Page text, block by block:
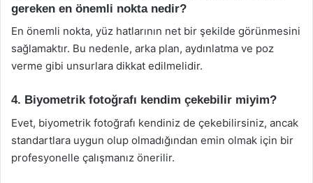
gereken en önemli nokta nedir?
En önemli nokta, yüz hatlarının net bir şekilde görünmesini
sağlamaktır. Bu nedenle, arka plan, aydınlatma ve poz
verme gibi unsurlara dikkat edilmelidir.
4. Biyometrik fotoğrafı kendim çekebilir miyim?
Evet, biyometrik fotoğrafı kendiniz de çekebilirsiniz, ancak
standartlara uygun olup olmadığından emin olmak için bir
profesyonelle çalışmanız önerilir.